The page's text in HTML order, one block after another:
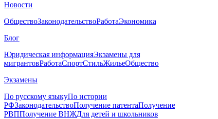
Новости
ОбществоЗаконодательствоРаботаЭкономика
Блог
Юридическая информацияЭкзамены для
мигрантовРаботаСпортСтильЖильеОбщество
Экзамены
По русскому языкуПо истории
РФЗаконодательствоПолучение патентаПолучение
РВППолучение ВНЖДля детей и школьников